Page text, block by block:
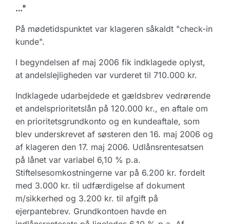
…"
På mødetidspunktet var klageren såkaldt "check-in
kunde".
I begyndelsen af maj 2006 fik indklagede oplyst,
at andelslejligheden var vurderet til 710.000 kr.
Indklagede udarbejdede et gældsbrev vedrørende
et andelsprioritetslån på 120.000 kr., en aftale om
en prioritetsgrundkonto og en kundeaftale, som
blev underskrevet af søsteren den 16. maj 2006 og
af klageren den 17. maj 2006. Udlånsrentesatsen
på lånet var variabel 6,10 % p.a.
Stiftelsesomkostningerne var på 6.200 kr. fordelt
med 3.000 kr. til udfærdigelse af dokument
m/sikkerhed og 3.200 kr. til afgift på
ejerpantebrev. Grundkontoen havde en